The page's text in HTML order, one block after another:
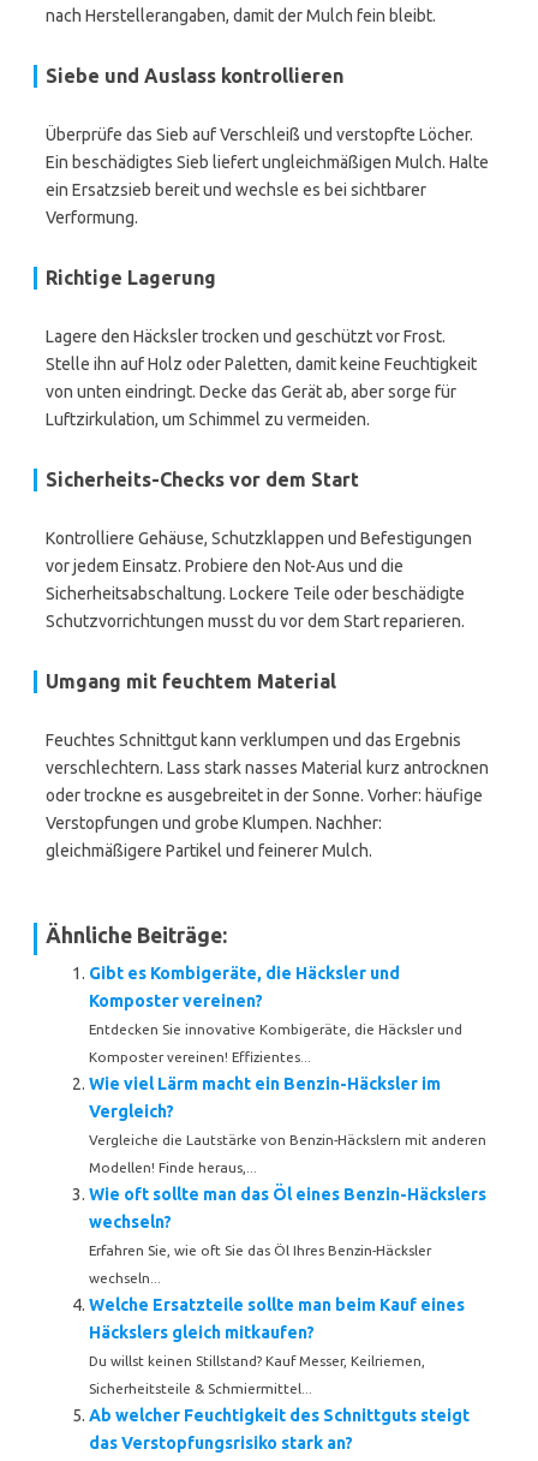
nach Herstellerangaben, damit der Mulch fein bleibt.
Siebe und Auslass kontrollieren
Überprüfe das Sieb auf Verschleiß und verstopfte Löcher.
Ein beschädigtes Sieb liefert ungleichmäßigen Mulch. Halte
ein Ersatzsieb bereit und wechsle es bei sichtbarer
Verformung.
Richtige Lagerung
Lagere den Häcksler trocken und geschützt vor Frost.
Stelle ihn auf Holz oder Paletten, damit keine Feuchtigkeit
von unten eindringt. Decke das Gerät ab, aber sorge für
Luftzirkulation, um Schimmel zu vermeiden.
Sicherheits-Checks vor dem Start
Kontrolliere Gehäuse, Schutzklappen und Befestigungen
vor jedem Einsatz. Probiere den Not-Aus und die
Sicherheitsabschaltung. Lockere Teile oder beschädigte
Schutzvorrichtungen musst du vor dem Start reparieren.
Umgang mit feuchtem Material
Feuchtes Schnittgut kann verklumpen und das Ergebnis
verschlechtern. Lass stark nasses Material kurz antrocknen
oder trockne es ausgebreitet in der Sonne. Vorher: häufige
Verstopfungen und grobe Klumpen. Nachher:
gleichmäßigere Partikel und feinerer Mulch.
Ähnliche Beiträge:
Gibt es Kombigeräte, die Häcksler und
Komposter vereinen?
Entdecken Sie innovative Kombigeräte, die Häcksler und
Komposter vereinen! Effizientes...
Wie viel Lärm macht ein Benzin-Häcksler im
Vergleich?
Vergleiche die Lautstärke von Benzin-Häckslern mit anderen
Modellen! Finde heraus,...
Wie oft sollte man das Öl eines Benzin-Häckslers
wechseln?
Erfahren Sie, wie oft Sie das Öl Ihres Benzin-Häcksler
wechseln...
Welche Ersatzteile sollte man beim Kauf eines
Häckslers gleich mitkaufen?
Du willst keinen Stillstand? Kauf Messer, Keilriemen,
Sicherheitsteile & Schmiermittel...
Ab welcher Feuchtigkeit des Schnittguts steigt
das Verstopfungsrisiko stark an?